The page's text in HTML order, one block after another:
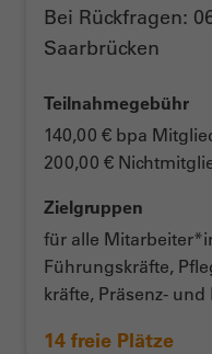
Bei Rückfragen:
Saarbrücken
Teilnahmegebühr
140,00 € bpa
200,00 €
Zielgruppen
für alle
Führungskräfte,
kräfte, Präsenz-
14 freie Plätze